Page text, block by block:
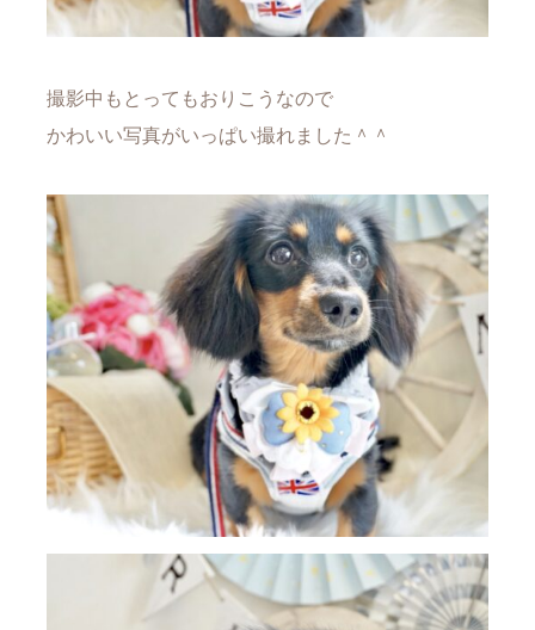
撮影中もとってもおりこうなので
かわいい写真がいっぱい撮れました＾＾